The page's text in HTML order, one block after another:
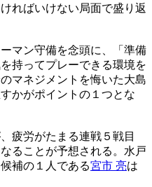
ればいけない局面で盛り返
マン守備を念頭に、「準備
持ってプレーできる環境を
マネジメントを悔いた大島
かがポイントの１つとな
疲労がたまる連戦５戦目
ることが予想される。水戸
補の１人である宮市 亮は